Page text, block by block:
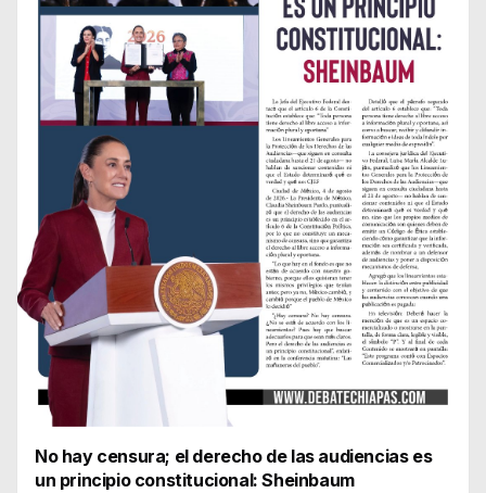
No hay censura; el derecho de las audiencias es
un principio constitucional: Sheinbaum